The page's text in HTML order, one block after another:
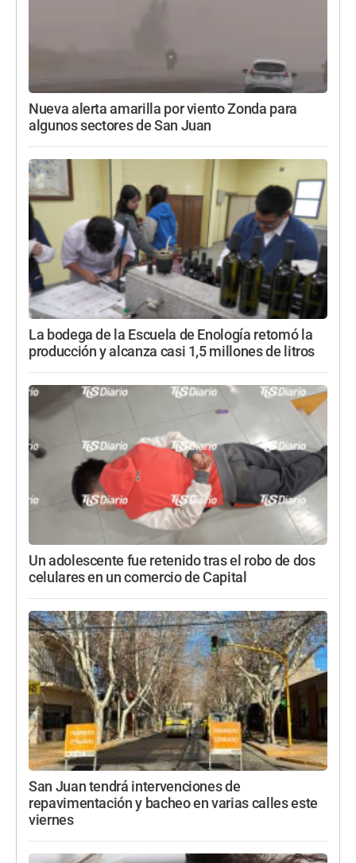
Nueva alerta amarilla por viento Zonda para
algunos sectores de San Juan
La bodega de la Escuela de Enología retomó la
producción y alcanza casi 1,5 millones de litros
Un adolescente fue retenido tras el robo de dos
celulares en un comercio de Capital
San Juan tendrá intervenciones de
repavimentación y bacheo en varias calles este
viernes